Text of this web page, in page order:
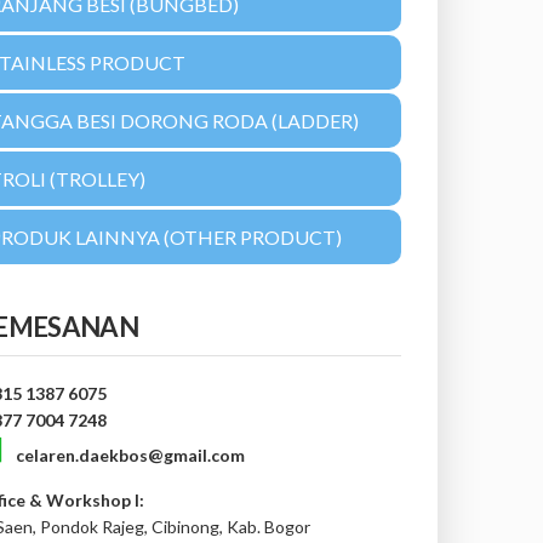
PRODUCT
BESI DORONG RODA (LADDER)
(TROLLEY)
LAINNYA (OTHER PRODUCT)
1387 6075
7004 7248
celaren.daekbos@gmail.com
& Workshop I:
Pondok Rajeg, Cibinong, Kab. Bogor